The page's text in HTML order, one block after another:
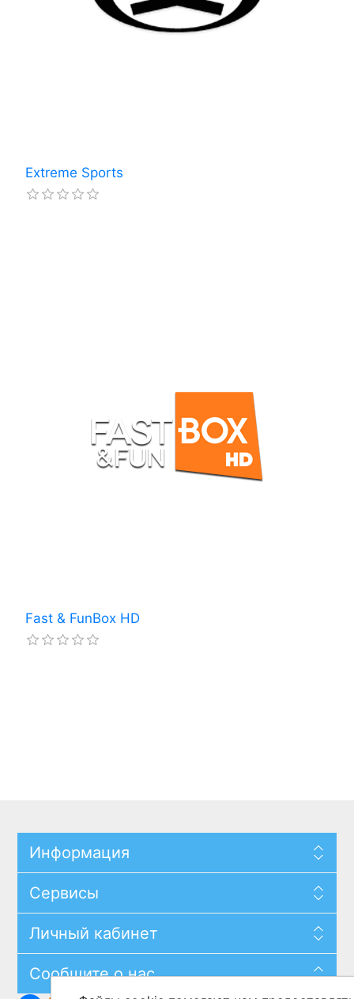
Extreme Sports
Fast & FunBox HD
Информация
Сервисы
Личный кабинет
Сообщите о нас